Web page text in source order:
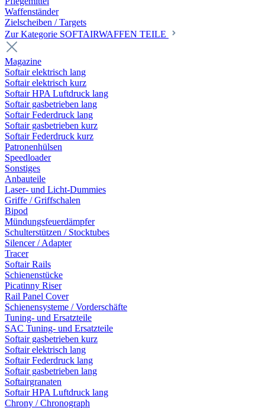
Waffenständer
Zielscheiben / Targets
Zur Kategorie SOFTAIRWAFFEN TEILE
Magazine
Softair elektrisch lang
Softair elektrisch kurz
Softair HPA Luftdruck lang
Softair gasbetrieben lang
Softair Federdruck lang
Softair gasbetrieben kurz
Softair Federdruck kurz
Patronenhülsen
Speedloader
Sonstiges
Anbauteile
Laser- und Licht-Dummies
Griffe / Griffschalen
Bipod
Mündungsfeuerdämpfer
Schulterstützen / Stocktubes
Silencer / Adapter
Tracer
Softair Rails
Schienenstücke
Picatinny Riser
Rail Panel Cover
Schienensysteme / Vorderschäfte
Tuning- und Ersatzteile
SAC Tuning- und Ersatzteile
Softair gasbetrieben kurz
Softair elektrisch lang
Softair Federdruck lang
Softair gasbetrieben lang
Softairgranaten
Softair HPA Luftdruck lang
Chrony / Chronograph